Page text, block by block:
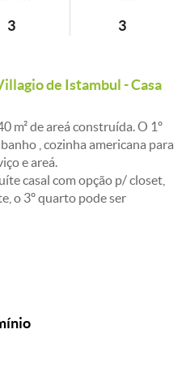
3 3
de Istambul - Casa
m² de areá construída. O 1º
, cozinha americana para
e areá.
casal com opção p/ closet,
o 3º quarto pode ser